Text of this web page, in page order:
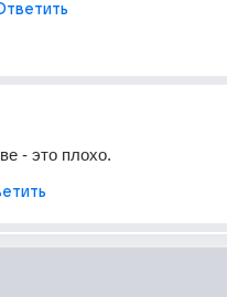
- это плохо.